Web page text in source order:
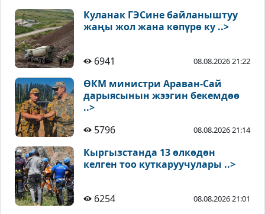
Куланак ГЭСине байланыштуу
жаңы жол жана көпүрө ку ..>
6941 08.08.2026 21:22
ӨКМ министри Араван-Сай
дарыясынын жээгин бекемдөө
..>
5796
08.08.2026 21:14
Кыргызстанда 13 өлкөдөн
келген тоо куткаруучулары ..>
6254 08.08.2026 21:01